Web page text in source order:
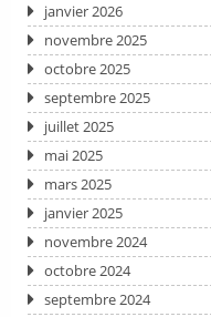
janvier 2026
novembre 2025
octobre 2025
septembre 2025
juillet 2025
mai 2025
mars 2025
janvier 2025
novembre 2024
octobre 2024
septembre 2024